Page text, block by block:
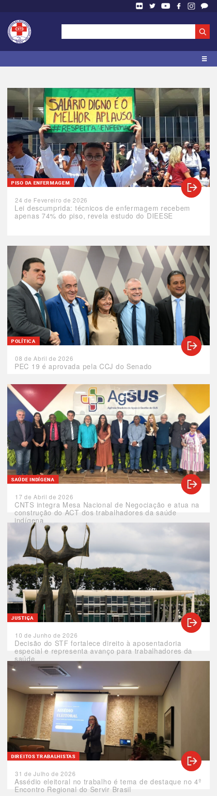
Lei descumprida: técnicos de enfermagem recebem
apenas 74% do piso, revela estudo do DIEESE
PISO DA ENFERMAGEM
24 de Fevereiro de 2026
PEC 19 é aprovada pela CCJ do Senado
POLÍTICA
08 de Abril de 2026
CNTS integra Mesa Nacional de Negociação e atua na
construção do ACT dos trabalhadores da saúde
indígena
SAÚDE INDÍGENA
17 de Abril de 2026
Decisão do STF fortalece direito à aposentadoria
especial e representa avanço para trabalhadores da
saúde
JUSTIÇA
10 de Junho de 2026
Assédio eleitoral no trabalho é tema de destaque no 4º
Encontro Regional do Servir Brasil
DIREITOS TRABALHISTAS
31 de Julho de 2026